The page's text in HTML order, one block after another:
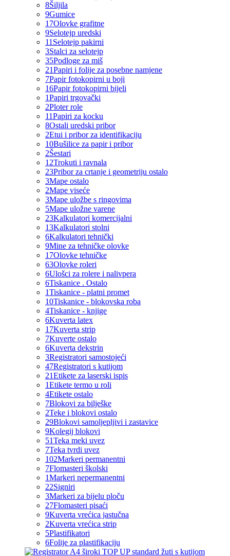
8Šiljila
9Gumice
17Olovke grafitne
9Selotejp uredski
11 Selotejp pakirni
3Stalci za selotejp
35Podloge za miš
21Papiri i folije za posebne namjene
7Papir fotokopirni u boji
16Papir fotokopirni bijeli
1Papiri trgovački
2Ploter role
11Papiri za kocku
8Ostali uredski pribor
2Etui i pribor za identifikaciju
10Bušilice za papir i pribor
2Šestari
12Trokuti i ravnala
23Pribor za crtanje i geometriju ostalo
3Mape ostalo
2Mape viseće
3Mape uložbe s ringovima
5Mape uložne varene
23Kalkulatori komercijalni
13Kalkulatori stolni
6Kalkulatori tehnički
9Mine za tehničke olovke
17Olovke tehničke
63Olovke roleri
6Ulošci za rolere i nalivpera
6Tiskanice . Ostalo
1Tiskanice - platni promet
10Tiskanice - blokovska roba
4Tiskanice - knjige
6Kuverta latex
17Kuverta strip
7Kuverte ostalo
6Kuverta dekstrin
3Registratori samostojeći
47Registratori s kutijom
21Etikete za laserski ispis
1Etikete termo u roli
4Etikete ostalo
7Blokovi za bilješke
2Teke i blokovi ostalo
29Blokovi samoljepljivi i zastavice
9Kolegij blokovi
51Teka meki uvez
7Teka tvrdi uvez
102Markeri permanentni
7Flomasteri školski
1Markeri nepermanentni
22Signiri
3Markeri za bijelu ploču
27Flomasteri pisaći
9Kuverta vrećica jastučna
2Kuverta vrećica strip
5Plastifikatori
6Folije za plastifikaciju